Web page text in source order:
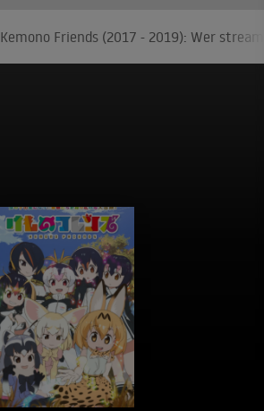
Kemono Friends (2017 - 2019): Wer